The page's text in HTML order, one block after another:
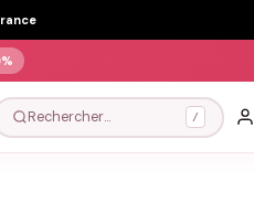
Rechercher… /